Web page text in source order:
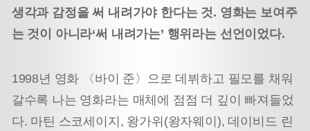
생각과 감정을 써 내려가야 한다는 것. 영화는 보여주
는 것이 아니라‘써 내려가는’ 행위라는 선언이었다.
1998년 영화 〈바이 준〉으로 데뷔하고 필모를 채워
갈수록 나는 영화라는 매체에 점점 더 깊이 빠져들었
다. 마틴 스코세이지, 왕가위(왕자웨이), 데이비드 린